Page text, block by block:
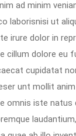
ad minim
laborisnisi ut
irure dolor in
cillum dolore eu
cupidatat
unt mollit
omnis iste